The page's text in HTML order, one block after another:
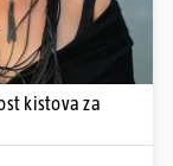
kistova za